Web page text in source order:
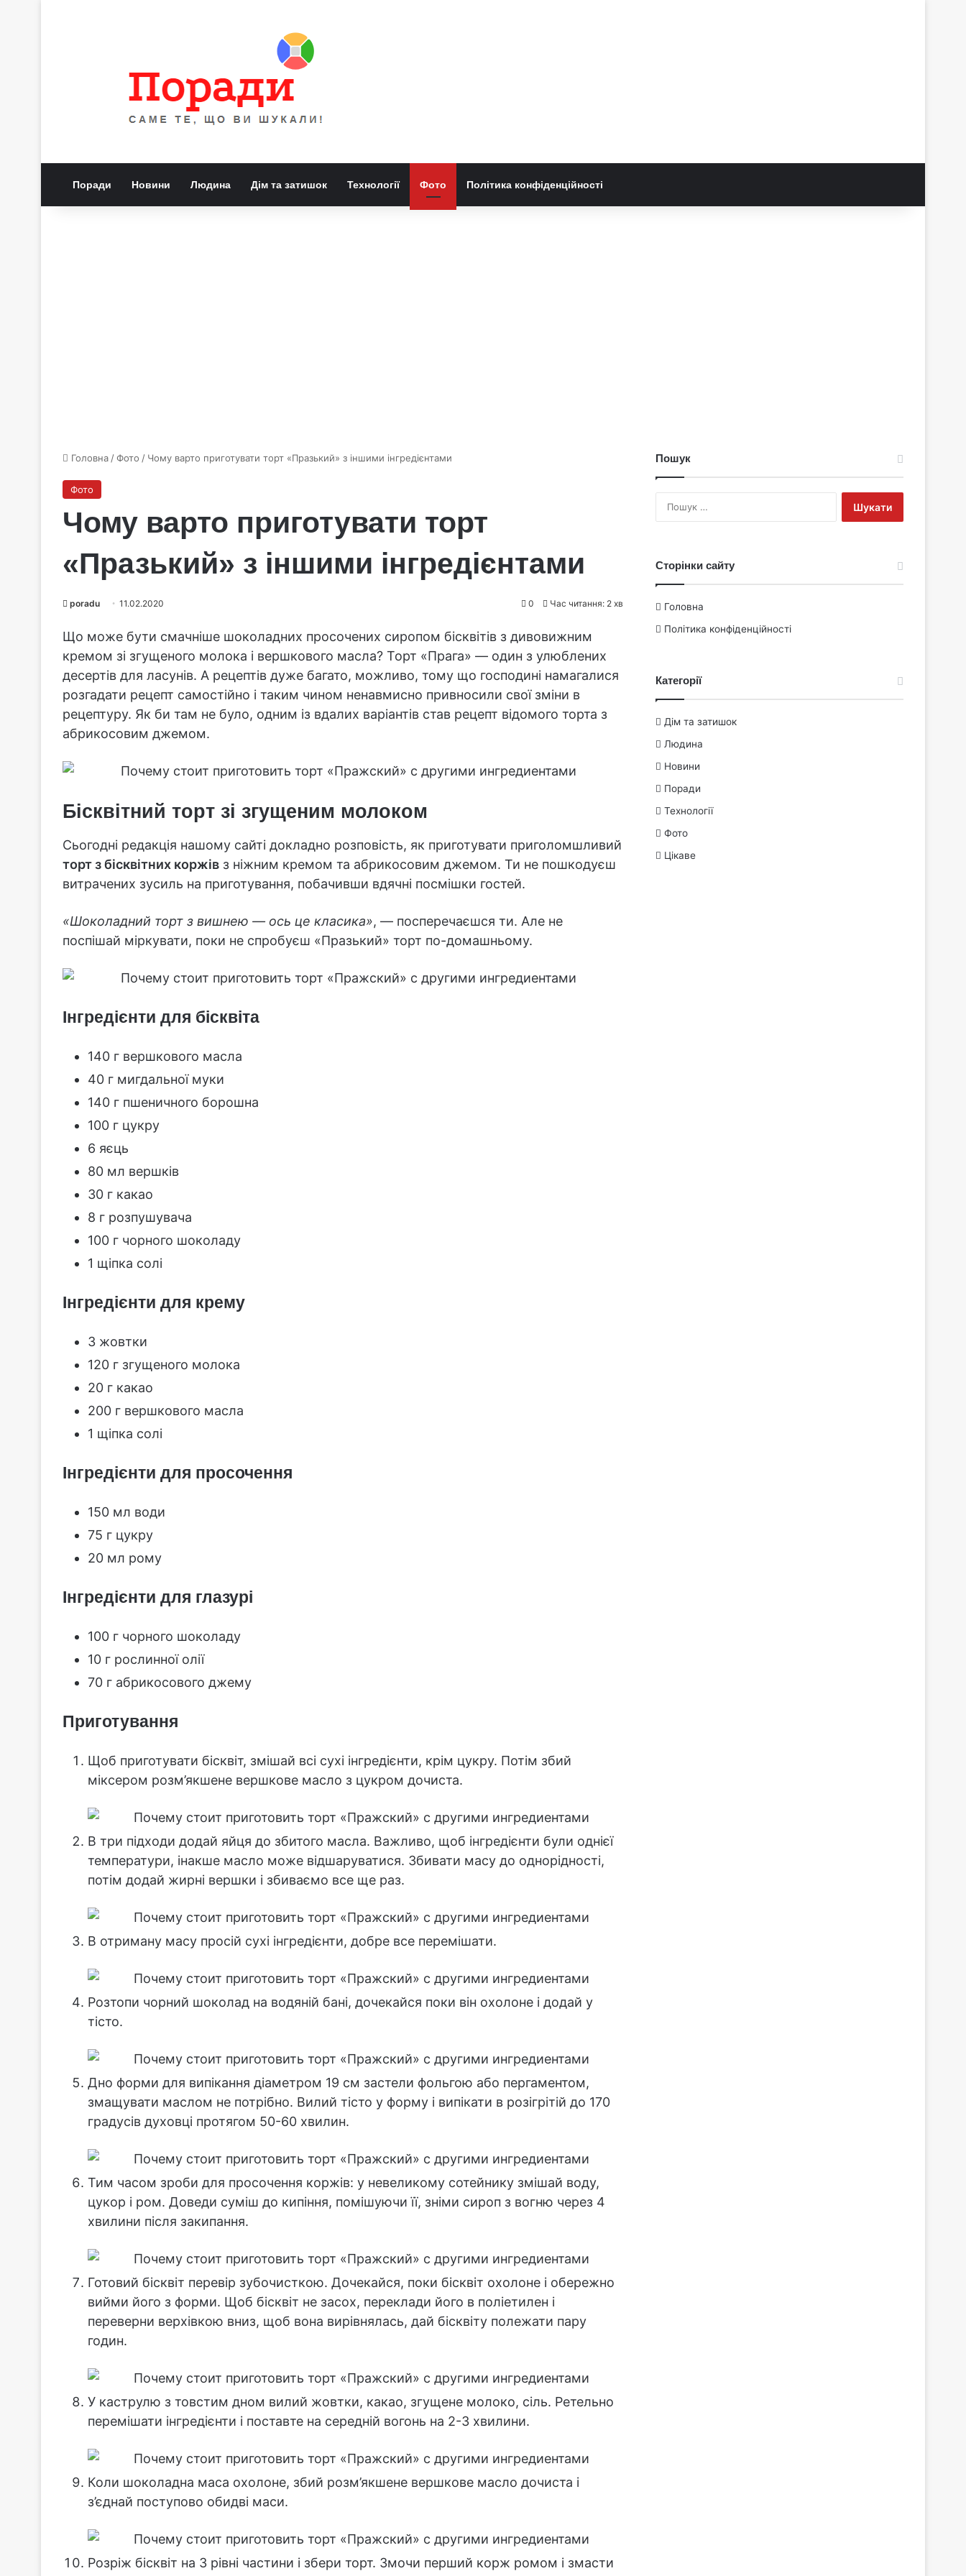
Поради Новини Людина Дім та затишок Технології Фото Політика конфіденційності
Головна /Фото / Чому варто приготувати торт «Празький» з іншими інгредієнтами
Фото
Чому варто приготувати торт
«Празький» з іншими інгредієнтами
poradu 11.02.2020 0 Час читання: 2 хв
Що може бути смачніше шоколадних просочених сиропом бісквітів з дивовижним
кремом зі згущеного молока і вершкового масла? Торт «Прага» — один з улюблених
десертів для ласунів. А рецептів дуже багато, можливо, тому що господині намагалися
розгадати рецепт самостійно і таким чином ненавмисно привносили свої зміни в
рецептуру. Як би там не було, одним із вдалих варіантів став рецепт відомого торта з
абрикосовим джемом.
Бісквітний торт зі згущеним молоком
Сьогодні редакція нашому сайті докладно розповість, як приготувати приголомшливий
торт з бісквітних коржів з ніжним кремом та абрикосовим джемом. Ти не пошкодуєш
витрачених зусиль на приготування, побачивши вдячні посмішки гостей.
«Шоколадний торт з вишнею — ось це класика», — посперечаєшся ти. Але не
поспішай міркувати, поки не спробуєш «Празький» торт по-домашньому.
Інгредієнти для бісквіта
140 г вершкового масла
40 г мигдальної муки
140 г пшеничного борошна
100 г цукру
6 яєць
80 мл вершків
30 г какао
8 г розпушувача
100 г чорного шоколаду
1 щіпка солі
Інгредієнти для крему
3 жовтки
120 г згущеного молока
20 г какао
200 г вершкового масла
1 щіпка солі
Інгредієнти для просочення
150 мл води
75 г цукру
20 мл рому
Інгредієнти для глазурі
100 г чорного шоколаду
10 г рослинної олії
70 г абрикосового джему
Приготування
Щоб приготувати бісквіт, змішай всі сухі інгредієнти, крім цукру. Потім збий
міксером розм’якшене вершкове масло з цукром дочиста.
В три підходи додай яйця до збитого масла. Важливо, щоб інгредієнти були однієї
температури, інакше масло може відшаруватися. Збивати масу до однорідності,
потім додай жирні вершки і збиваємо все ще раз.
В отриману масу просій сухі інгредієнти, добре все перемішати.
Розтопи чорний шоколад на водяній бані, дочекайся поки він охолоне і додай у
тісто.
Дно форми для випікання діаметром 19 см застели фольгою або пергаментом,
змащувати маслом не потрібно. Вилий тісто у форму і випікати в розігрітій до 170
градусів духовці протягом 50-60 хвилин.
Тим часом зроби для просочення коржів: у невеликому сотейнику змішай воду,
цукор і ром. Доведи суміш до кипіння, помішуючи її, зніми сироп з вогню через 4
хвилини після закипання.
Готовий бісквіт перевір зубочисткою. Дочекайся, поки бісквіт охолоне і обережно
вийми його з форми. Щоб бісквіт не засох, переклади його в поліетилен і
переверни верхівкою вниз, щоб вона вирівнялась, дай бісквіту полежати пару
годин.
У каструлю з товстим дном вилий жовтки, какао, згущене молоко, сіль. Ретельно
перемішати інгредієнти і поставте на середній вогонь на 2-3 хвилини.
Коли шоколадна маса охолоне, збий розм’якшене вершкове масло дочиста і
з’єднай поступово обидві маси.
Розріж бісквіт на 3 рівні частини і збери торт. Змочи перший корж ромом і змасти
Пошук
Сторінки сайту
Головна
Політика конфіденційності
Категорії
Дім та затишок
Людина
Новини
Поради
Технології
Фото
Цікаве